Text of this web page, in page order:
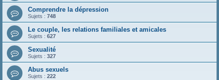
Comprendre la dépression
Sujets : 748
Le couple, les relations familiales et amicales
Sujets : 627
Sexualité
Sujets : 327
Abus sexuels
Sujets : 222